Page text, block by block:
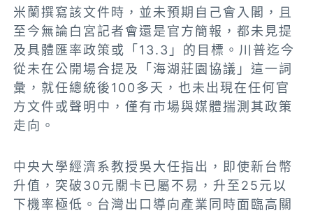
米蘭撰寫該文件時，並未預期自己會入閣，且
至今無論白宮記者會還是官方簡報，都未見提
及具體匯率政策或「13.3」的目標。川普迄今
從未在公開場合提及「海湖莊園協議」這一詞
彙，就任總統後100多天，也未出現在任何官
方文件或聲明中，僅有市場與媒體揣測其政策
走向。
中央大學經濟系教授吳大任指出，即使新台幣
升值，突破30元關卡已屬不易，升至25元以
下機率極低。台灣出口導向產業同時面臨高關